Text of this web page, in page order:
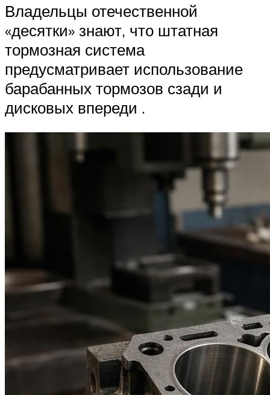
Владельцы отечественной
«десятки» знают, что штатная
тормозная система
предусматривает использование
барабанных тормозов сзади и
дисковых впереди .